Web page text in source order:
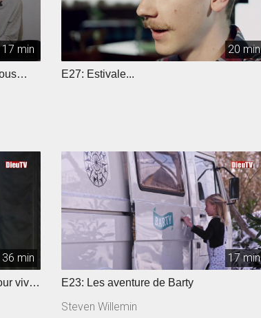
17 min 20 min
E27: Estivale...
36 min
vivre
17 min
E23: Les aventure de Barty
Steven Willemin